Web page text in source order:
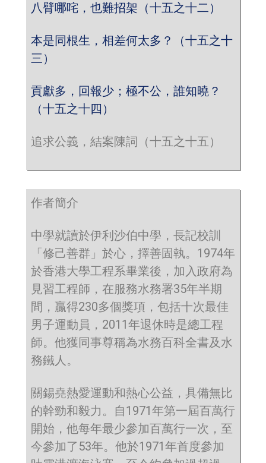
八臂哪咤，也難招架（十五之十二）
本是同根生，相差何太多？（十五之十
三）
貢獻多，回報少；極不公，誰知曉？
（十五之十四）
追求公義，結案陳詞（十五之十五）
作者簡介
中學就讀於伊利沙伯中學，長記校訓
「修己善群」於心，擇善固執。1974年
於香港大學工程系畢業後，加入政府為
見習工程師，在服務水務署35年半期
間，贏得230多個獎項，包括十次最佳
男子運動員，2011年退休時是總工程
師。他獲同事尊稱為水務百科全書及水
務鐵人。
關錫堯熱愛運動和熱心公益，具備無比
的幹勁和毅力。自1971年第一屆百萬行
開始，他每年最少參加百萬行一次，至
今參加了53年。他於1971年首度參加